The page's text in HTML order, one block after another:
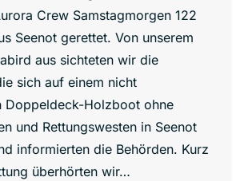
Crew Samstagmorgen 122
Seenot gerettet. Von unserem
aus sichteten wir die
sich auf einem nicht
Doppeldeck-Holzboot ohne
und Rettungswesten in Seenot
informierten die Behörden. Kurz
überhörten wir…